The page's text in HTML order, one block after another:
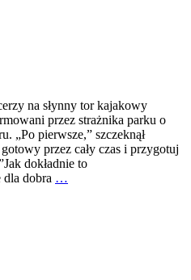
na słynny tor kajakowy
przez strażnika parku o
„Po pierwsze,” szczeknął
przez cały czas i przygotuj
dokładnie to
dla dobra …